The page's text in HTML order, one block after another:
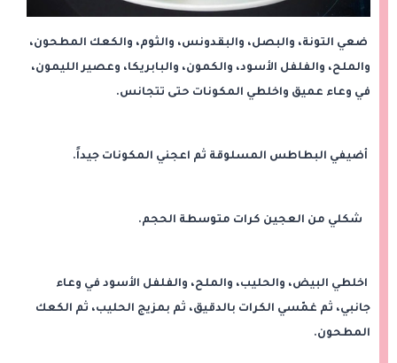
ضعي التونة، والبصل، والبقدونس، والثوم، والكعك المطحون،
والملح، والفلفل الأسود، والكمون، والبابريكا، وعصير الليمون،
في وعاء عميق واخلطي المكونات حتى تتجانس.
أضيفي البطاطس المسلوقة ثم اعجني المكونات جيداً.
شكلي من العجين كرات متوسطة الحجم.
اخلطي البيض، والحليب، والملح، والفلفل الأسود في وعاء
جانبي، ثم غمّسي الكرات بالدقيق، ثم بمزيج الحليب، ثم الكعك
المطحون.